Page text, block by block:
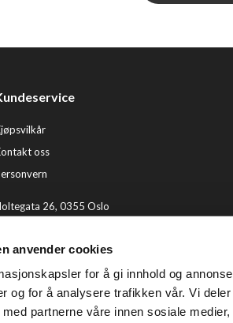
anvender cookies
for å gi innhold og
og for å analysere trafikken vår. Vi
partnerne våre innen sosiale
oss
26, 0355 Oslo
post:kundeservice@tendenz.net